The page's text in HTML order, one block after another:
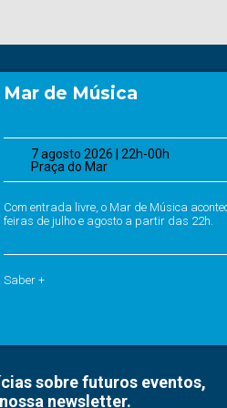
Mar de Música
7 agosto 2026 | 22h-00h
Praça do Mar
Com entrada livre, o Mar de Música
feiras de julho e agosto a partir das 22h.
Saber +
sobre futuros eventos,
newsletter.